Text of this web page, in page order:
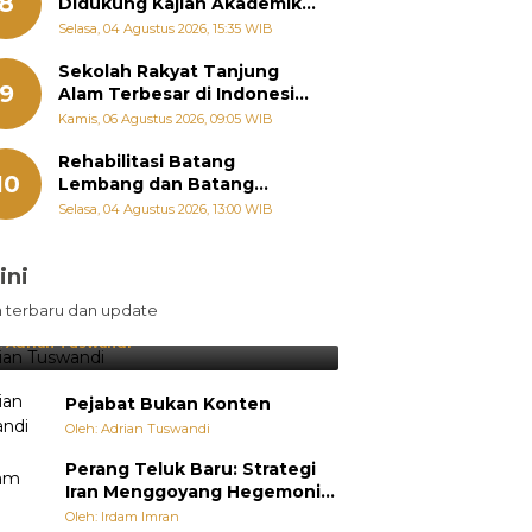
Zigo Rolanda: Agar Mudah
Kementerian
Selasa, 04 Agustus 2026, 15:35 WIB
9
Sekolah Rakyat Tanjung
Alam Terbesar di Indonesia,
Groundbreaking September
Kamis, 06 Agustus 2026, 09:05 WIB
Rehabilitasi Batang
Lembang dan Batang
Gawan Segera Dimulai, Zigo
Selasa, 04 Agustus 2026, 13:00 WIB
terbaru dan update
Lebih Diunggulkan, tetapi
Selalu Punya Cara Membuat
Adrian Tuswandi
Pejabat Bukan Konten
Oleh: Adrian Tuswandi
Perang Teluk Baru: Strategi
Iran Menggoyang Hegemoni
AS dari Dalam
Oleh: Irdam Imran